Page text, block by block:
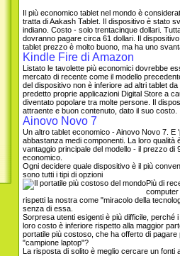
Il più economico tablet nel mondo è
tratta di Aakash Tablet. Il dispositivo è stato
indiano. Costo - solo trentacinque dollari.
dovranno pagare circa 61 dollari. Il
tablet prezzo è molto buono, ma ha uno
Kindle Fire di Amazon
Listato le tavolette più economici dovrebbe
mercato di recente come il modello
del dispositivo non è inferiore ad altri tablet
predetto proprie applicazioni Digital Store a
diventato popolare tra molte persone. Il
attraente e buon contenuto, dato il suo costo.
Ainovo Novo 7
Un altro tablet economico - Ainovo Novo 7.
abbastanza medi componenti. La loro
vantaggio principale del modello - il prezzo di
economico.
Ogni decidere quale dispositivo è il più
sono tutti i tipi di opzioni
Più di
rispetti la nostra come "miracolo della
senza di essa.
Sorpresa utenti esigenti è più difficile, perché
loro costo è inferiore rispetto alla maggior
portatile più costoso, che ha offerto di
"campione laptop"?
La risposta di solito è meglio cercare un fonti